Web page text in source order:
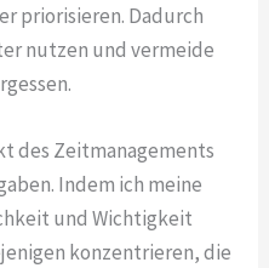
priorisieren. Dadurch
nutzen und vermeide
des Zeitmanagements
Indem ich meine
und Wichtigkeit
konzentrieren, die